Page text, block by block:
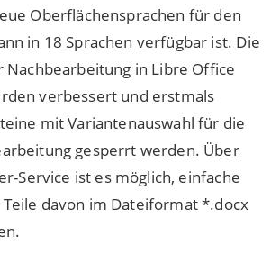
Oberflächensprachen für den
in 18 Sprachen verfügbar ist. Die
Nachbearbeitung in Libre Office
verbessert und erstmals
mit Variantenauswahl für die
gesperrt werden. Über
Service ist es möglich, einfache
davon im Dateiformat *.docx